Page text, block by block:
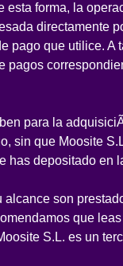
esta forma, la
directamente
pago que utilice.
para la
sin que Moosite
has depositado en
son
que
S.L. es un